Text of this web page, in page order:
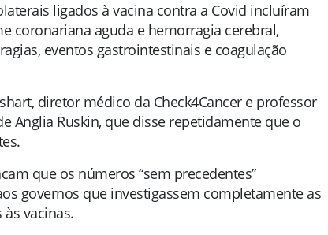
ligados à vacina contra a Covid incluíram
coronariana aguda e hemorragia cerebral,
eventos gastrointestinais e coagulação
diretor médico da Check4Cancer e professor
Anglia Ruskin, que disse repetidamente que o
que os números “sem precedentes”
governos que investigassem completamente as
vacinas.